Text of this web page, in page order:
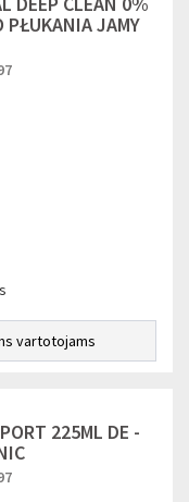
PŁUKANIA JAMY
vartotojams
225ML DE -